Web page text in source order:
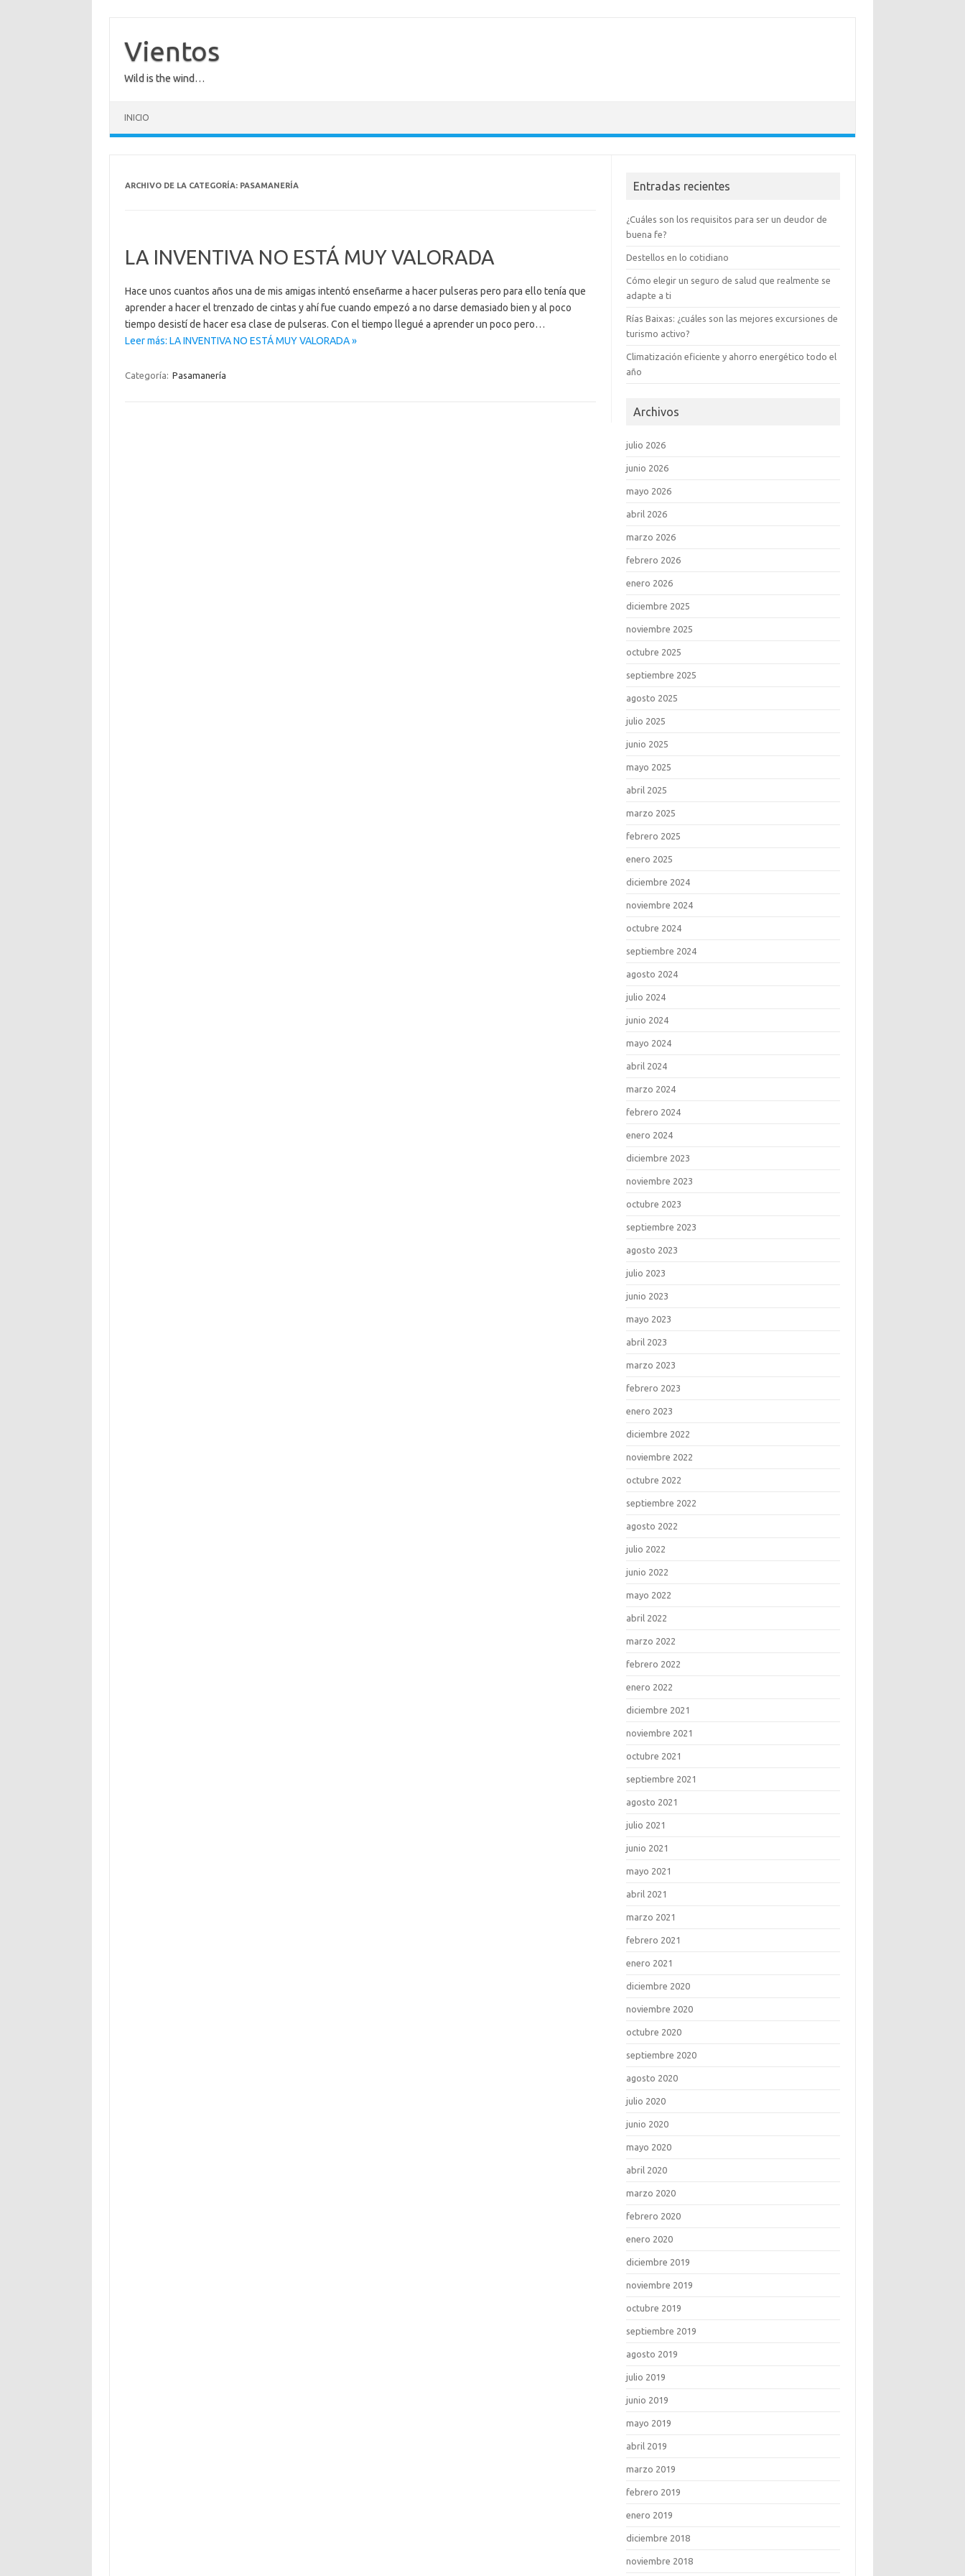
contenido
Vientos
Wild is the wind…
INICIO
ARCHIVO DE LA CATEGORÍA: PASAMANERÍA
LA INVENTIVA NO ESTÁ MUY VALORADA
Hace unos cuantos años una de mis amigas intentó enseñarme a hacer pulseras pero para ello tenía que
aprender a hacer el trenzado de cintas y ahí fue cuando empezó a no darse demasiado bien y al poco
tiempo desistí de hacer esa clase de pulseras. Con el tiempo llegué a aprender un poco pero…
Leer más: LA INVENTIVA NO ESTÁ MUY VALORADA »
Categoría: Pasamanería
Entradas recientes
¿Cuáles son los requisitos para ser un deudor de
buena fe?
Destellos en lo cotidiano
Cómo elegir un seguro de salud que realmente se
adapte a ti
Rías Baixas: ¿cuáles son las mejores excursiones de
turismo activo?
Climatización eficiente y ahorro energético todo el
año
Archivos
julio 2026
junio 2026
mayo 2026
abril 2026
marzo 2026
febrero 2026
enero 2026
diciembre 2025
noviembre 2025
octubre 2025
septiembre 2025
agosto 2025
julio 2025
junio 2025
mayo 2025
abril 2025
marzo 2025
febrero 2025
enero 2025
diciembre 2024
noviembre 2024
octubre 2024
septiembre 2024
agosto 2024
julio 2024
junio 2024
mayo 2024
abril 2024
marzo 2024
febrero 2024
enero 2024
diciembre 2023
noviembre 2023
octubre 2023
septiembre 2023
agosto 2023
julio 2023
junio 2023
mayo 2023
abril 2023
marzo 2023
febrero 2023
enero 2023
diciembre 2022
noviembre 2022
octubre 2022
septiembre 2022
agosto 2022
julio 2022
junio 2022
mayo 2022
abril 2022
marzo 2022
febrero 2022
enero 2022
diciembre 2021
noviembre 2021
octubre 2021
septiembre 2021
agosto 2021
julio 2021
junio 2021
mayo 2021
abril 2021
marzo 2021
febrero 2021
enero 2021
diciembre 2020
noviembre 2020
octubre 2020
septiembre 2020
agosto 2020
julio 2020
junio 2020
mayo 2020
abril 2020
marzo 2020
febrero 2020
enero 2020
diciembre 2019
noviembre 2019
octubre 2019
septiembre 2019
agosto 2019
julio 2019
junio 2019
mayo 2019
abril 2019
marzo 2019
febrero 2019
enero 2019
diciembre 2018
noviembre 2018